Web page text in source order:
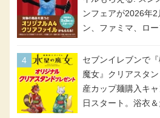
ンフェアが2026年
ン、ファミマ、ロ
セブンイレブンで
魔女』クリアスタ
産カップ麺購入キ
日スタート。浴衣